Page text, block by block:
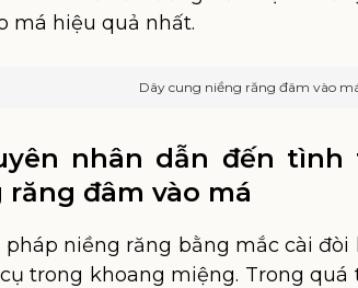
má hiệu quả nhất.
Dây cung niềng răng đâm vào
nhân dẫn đến
răng đâm vào má
pháp niềng răng bằng mắc cài
trong khoang miệng. Trong